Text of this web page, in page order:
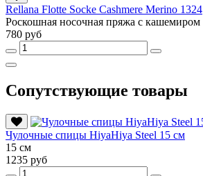
Rellana Flotte Socke Cashmere Merino 1324
Роскошная носочная пряжа с кашемиром
780 руб
Сопутствующие товары
Чулочные спицы HiyaHiya Steel 15 см
15 см
1235 руб